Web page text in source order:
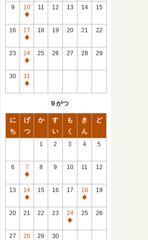
館
日
9
10
休
館
日
11 12 13 14 15
16
17
休
館
日
18 19 20 21 22
23
24
休
館
日
25 26 27 28 29
30
31
休
９がつ
に
ち
げ
つ
か
す
い
も
く
き
ん
ど
1 2 3 4 5
6
7
休
館
日
8 9 10 11 12
13
14
休
館
15 16 17
18
休
館
19
20 21 22 23
24
休
25 26
27
28
29 30